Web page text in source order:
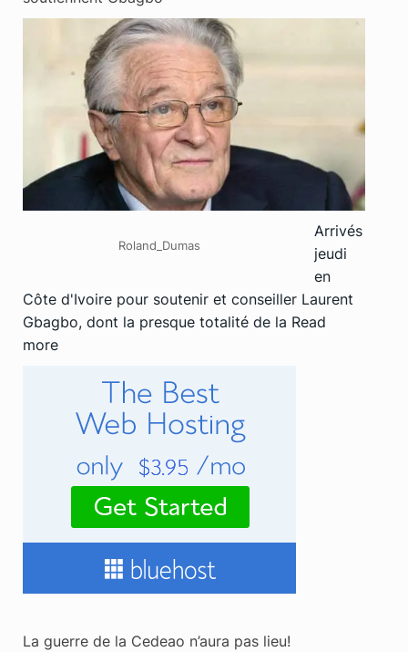
Roland_Dumas
Arrivés
jeudi
en
Côte d'Ivoire pour soutenir et conseiller Laurent
Gbagbo, dont la presque totalité de la Read
more
La guerre de la Cedeao n’aura pas lieu!